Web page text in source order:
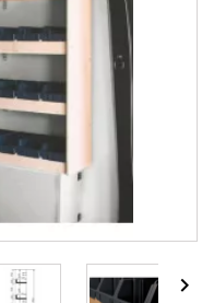
